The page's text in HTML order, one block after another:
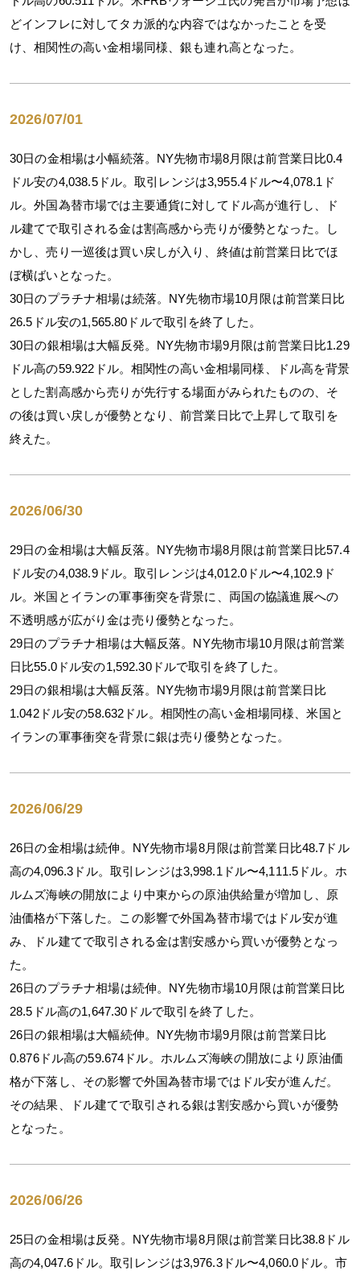
どインフレに対してタカ派的な内容ではなかったことを受
け、相関性の高い金相場同様、銀も連れ高となった。
2026/07/01
30日の金相場は小幅続落。NY先物市場8月限は前営業日比0.4
ドル安の4,038.5ドル。取引レンジは3,955.4ドル〜4,078.1ド
ル。外国為替市場では主要通貨に対してドル高が進行し、ド
ル建てで取引される金は割高感から売りが優勢となった。し
かし、売り一巡後は買い戻しが入り、終値は前営業日比でほ
ぼ横ばいとなった。
30日のプラチナ相場は続落。NY先物市場10月限は前営業日比
26.5ドル安の1,565.80ドルで取引を終了した。
30日の銀相場は大幅反発。NY先物市場9月限は前営業日比1.29
ドル高の59.922ドル。相関性の高い金相場同様、ドル高を背景
とした割高感から売りが先行する場面がみられたものの、そ
の後は買い戻しが優勢となり、前営業日比で上昇して取引を
終えた。
2026/06/30
29日の金相場は大幅反落。NY先物市場8月限は前営業日比57.4
ドル安の4,038.9ドル。取引レンジは4,012.0ドル〜4,102.9ド
ル。米国とイランの軍事衝突を背景に、両国の協議進展への
不透明感が広がり金は売り優勢となった。
29日のプラチナ相場は大幅反落。NY先物市場10月限は前営業
日比55.0ドル安の1,592.30ドルで取引を終了した。
29日の銀相場は大幅反落。NY先物市場9月限は前営業日比
1.042ドル安の58.632ドル。相関性の高い金相場同様、米国と
イランの軍事衝突を背景に銀は売り優勢となった。
2026/06/29
26日の金相場は続伸。NY先物市場8月限は前営業日比48.7ドル
高の4,096.3ドル。取引レンジは3,998.1ドル〜4,111.5ドル。ホ
ルムズ海峡の開放により中東からの原油供給量が増加し、原
油価格が下落した。この影響で外国為替市場ではドル安が進
み、ドル建てで取引される金は割安感から買いが優勢となっ
た。
26日のプラチナ相場は続伸。NY先物市場10月限は前営業日比
28.5ドル高の1,647.30ドルで取引を終了した。
26日の銀相場は大幅続伸。NY先物市場9月限は前営業日比
0.876ドル高の59.674ドル。ホルムズ海峡の開放により原油価
格が下落し、その影響で外国為替市場ではドル安が進んだ。
その結果、ドル建てで取引される銀は割安感から買いが優勢
となった。
2026/06/26
25日の金相場は反発。NY先物市場8月限は前営業日比38.8ドル
高の4,047.6ドル。取引レンジは3,976.3ドル〜4,060.0ドル。市